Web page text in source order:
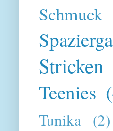
Stricken
Teenies
Tunika (2)